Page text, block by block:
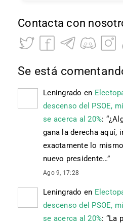
Contacta con
Se está
Leningrado en
descenso del PSOE,
se acerca al 20%: “
gana la derecha aquí,
exactamente lo
nuevo presidente…”
Ago 9, 17:28
Leningrado en
descenso del PSOE,
se acerca al 20%: “La